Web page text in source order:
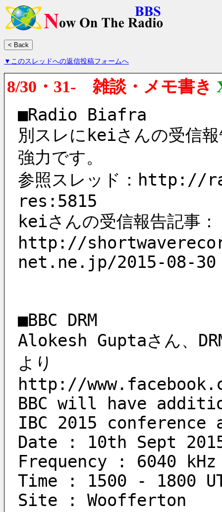
▼このスレッドへの返信投稿フォームへ
8/30・31- 雑談・メモ書き
■Radio Biafra
別スレにkeiさんの受信
強力です。
参照スレッド：
res:5815
keiさんの受信報告記事：
http://
net.ne.jp/2015-08-30
■BBC DRM
Alokesh Guptaさん、
より
http://
BBC will have
IBC 2015 conference
Date : 10th Sept
Frequency : 6040 kHz
Time : 1500 - 1800
Site : Woofferton